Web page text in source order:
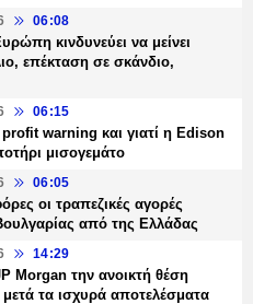
06:08
κινδυνεύει να μείνει
επέκταση σε σκάνδιο,
06:15
warning και γιατί η Edison
μισογεμάτο
06:05
οι τραπεζικές αγορές
από της Ελλάδας
14:29
Morgan την ανοικτή θέση
τα ισχυρά αποτελέσματα